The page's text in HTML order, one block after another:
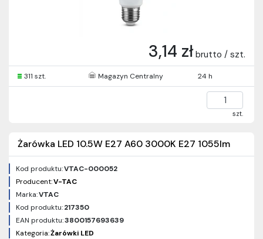
3,14 zł brutto / szt.
311 szt. Magazyn Centralny 24 h
szt.
Żarówka LED 10.5W E27 A60 3000K E27 1055lm
Kod produktu:VTAC-000052
Producent:V-TAC
Marka:VTAC
Kod produktu:217350
EAN produktu:3800157693639
Kategoria:Żarówki LED